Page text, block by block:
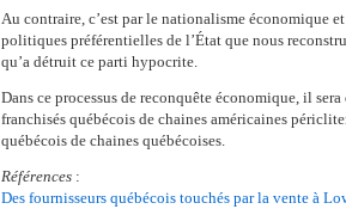
Au contraire, c’est par le nationalisme économique
politiques préférentielles de l’État que nous
qu’a détruit ce parti hypocrite.
Dans ce processus de reconquête économique, il
franchisés québécois de chaines américaines
québécois de chaines québécoises.
Références :
Des fournisseurs québécois touchés par la vente à